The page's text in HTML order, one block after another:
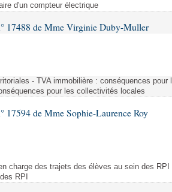
d'un compteur électrique
17488 de Mme Virginie Duby-Muller
- TVA immobilière : conséquences
pour les collectivités locales
17594 de Mme Sophie-Laurence Roy
charge des trajets des élèves au sein des
RPI